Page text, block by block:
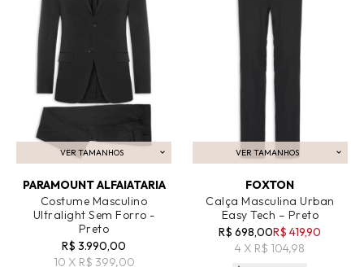
VER TAMANHOS
ADICIONAR AO CARRINHO
PARAMOUNT ALFAIATARIA
Costume Masculino
Ultralight Sem Forro -
Preto
R$ 3.990,00
10 X R$ 399,00
VER TAMANHOS
ADICIONAR AO CARRINHO
FOXTON
Calça Masculina Urban
Easy Tech – Preto
R$ 698,00R$ 419,90
4 X R$ 104,98